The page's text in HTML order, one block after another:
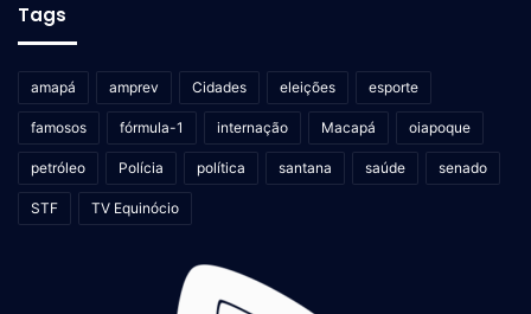
Tags
amapá amprev Cidades eleições esporte
famosos fórmula-1 internação Macapá oiapoque
petróleo Polícia política santana saúde senado
STF TV Equinócio